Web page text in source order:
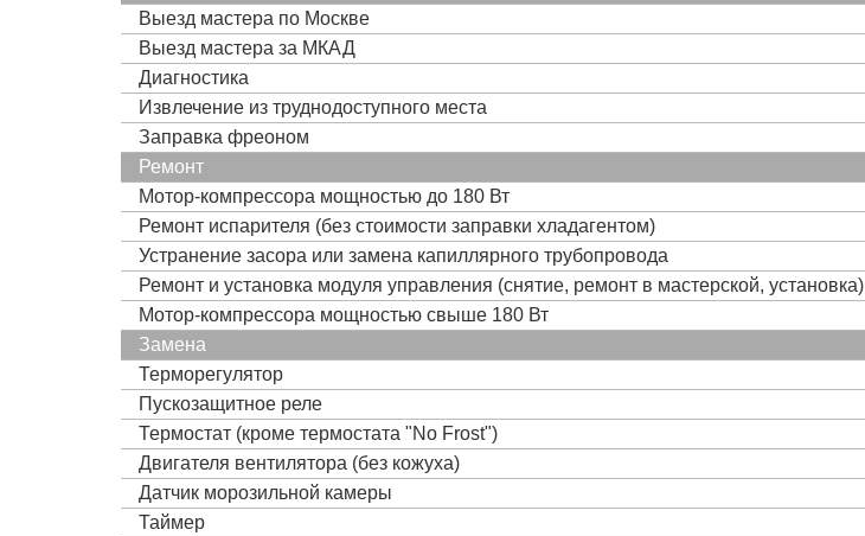
Выезд мастера по Москве
Выезд мастера за МКАД
Диагностика
Извлечение из труднодоступного места
Заправка фреоном
Ремонт
Мотор-компрессора мощностью до 180 Вт
Ремонт испарителя (без стоимости заправки хладагентом)
Устранение засора или замена капиллярного трубопровода
Ремонт и установка модуля управления (снятие, ремонт в мастерской, установка)
Мотор-компрессора мощностью свыше 180 Вт
Замена
Терморегулятор
Пускозащитное реле
Термостат (кроме термостата "No Frost")
Двигателя вентилятора (без кожуха)
Датчик морозильной камеры
Таймер